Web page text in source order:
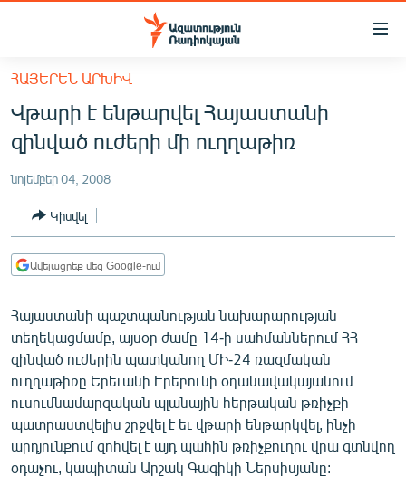
Մատչելիության
հիմնական
բովանդակությանը
Անցնել
հիմնական
մենյուին
ՀԱՅԱՍՏԱՆ
ՔԱՂԱՔԱԿԱՆ
ԸՆՏՐՈՒԹՅՈՒՆՆԵՐ 2026
ԻՐԱՎՈՒՆՔ
ՀԱՍԱՐԱԿՈՒԹՅՈՒՆ
ՂԱՐԱԲԱՂ
ՊԱՏԵՐԱԶՄԻ 6 ՇԱԲԱԹՆԵՐԸ
ՏԱՐԱԾԱՇՐՋԱՆ
ՄԻՋԱԶԳԱՅԻՆ
ՄՇԱԿՈՒՅԹ
ՀԱՅԵՐԵՆ ԱՐԽԻՎ
Վթարի է ենթարվել Հայաստանի
զինված ուժերի մի ուղղաթիռ
նոյեմբեր 04, 2008
Կիսվել
Ավելացրեք մեզ Google-ում
Հայաստանի պաշտպանության նախարարության
տեղեկացմամբ, այսօր ժամը 14-ի սահմաններում ՀՀ
զինված ուժերին պատկանող ՄԻ-24 ռազմական
ուղղաթիռը Երեւանի Էրեբունի օդանավակայանում
ուսումնամարզական պլանային հերթական թռիչքի
պատրաստվելիս շրջվել է եւ վթարի ենթարկվել, ինչի
արդյունքում զոհվել է այդ պահին թռիչքուղու վրա գտնվող
օդաչու, կապիտան Արշակ Գագիկի Ներսիսյանը: